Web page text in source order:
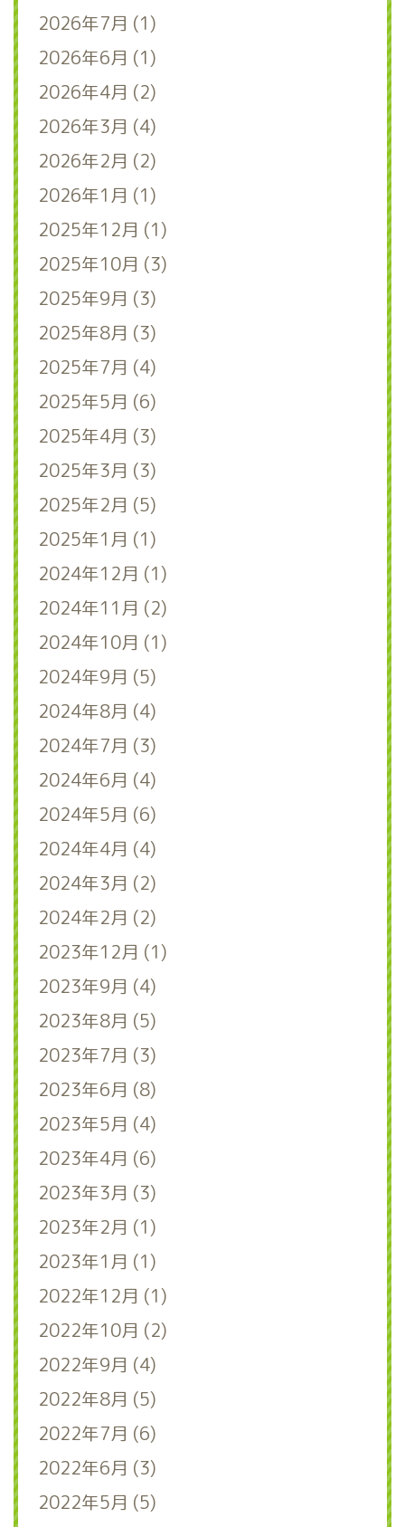
2026年7月 (1)
2026年6月 (1)
2026年4月 (2)
2026年3月 (4)
2026年2月 (2)
2026年1月 (1)
2025年12月 (1)
2025年10月 (3)
2025年9月 (3)
2025年8月 (3)
2025年7月 (4)
2025年5月 (6)
2025年4月 (3)
2025年3月 (3)
2025年2月 (5)
2025年1月 (1)
2024年12月 (1)
2024年11月 (2)
2024年10月 (1)
2024年9月 (5)
2024年8月 (4)
2024年7月 (3)
2024年6月 (4)
2024年5月 (6)
2024年4月 (4)
2024年3月 (2)
2024年2月 (2)
2023年12月 (1)
2023年9月 (4)
2023年8月 (5)
2023年7月 (3)
2023年6月 (8)
2023年5月 (4)
2023年4月 (6)
2023年3月 (3)
2023年2月 (1)
2023年1月 (1)
2022年12月 (1)
2022年10月 (2)
2022年9月 (4)
2022年8月 (5)
2022年7月 (6)
2022年6月 (3)
2022年5月 (5)